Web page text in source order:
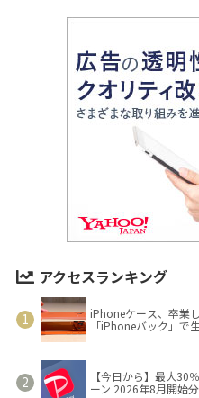
アクセスランキング
iPhoneケース、卒業
「iPhoneバック」で
【今日から】最大30
ーン 2026年8月開始分